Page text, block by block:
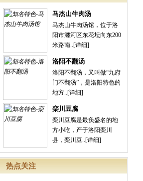
马杰山牛肉汤
马杰山牛肉汤馆，位于洛
阳市瀍河区东花坛向东200
米路南..[详细]
洛阳不翻汤
洛阳不翻汤，又叫做“九府
门不翻汤”，是洛阳特色的
地方..[详细]
栾川豆腐
栾川豆腐是最负盛名的地
方小吃，产于洛阳栾川
县，栾川豆..[详细]
热点关注